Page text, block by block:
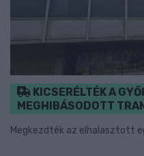
KICSERÉLTÉK A
MEGHIBÁSODOTT
Megkezdték az elhalasztott